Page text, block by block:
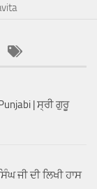
| ਸ੍ਰੀ ਗੁਰੂ
ਜੀ ਦੀ ਲਿਖੀ ਹਾਸ